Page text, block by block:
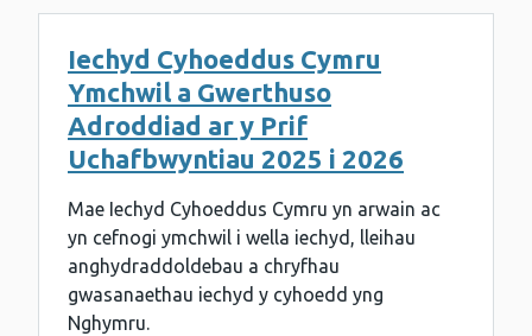
Iechyd Cyhoeddus Cymru
Ymchwil a Gwerthuso
Adroddiad ar y Prif
Uchafbwyntiau 2025 i 2026
Mae Iechyd Cyhoeddus Cymru yn arwain ac
yn cefnogi ymchwil i wella iechyd, lleihau
anghydraddoldebau a chryfhau
gwasanaethau iechyd y cyhoedd yng
Nghymru.